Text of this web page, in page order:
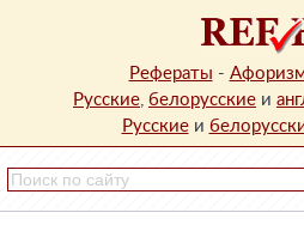
Рефераты -
Русские, белорусские и
Русскиеи